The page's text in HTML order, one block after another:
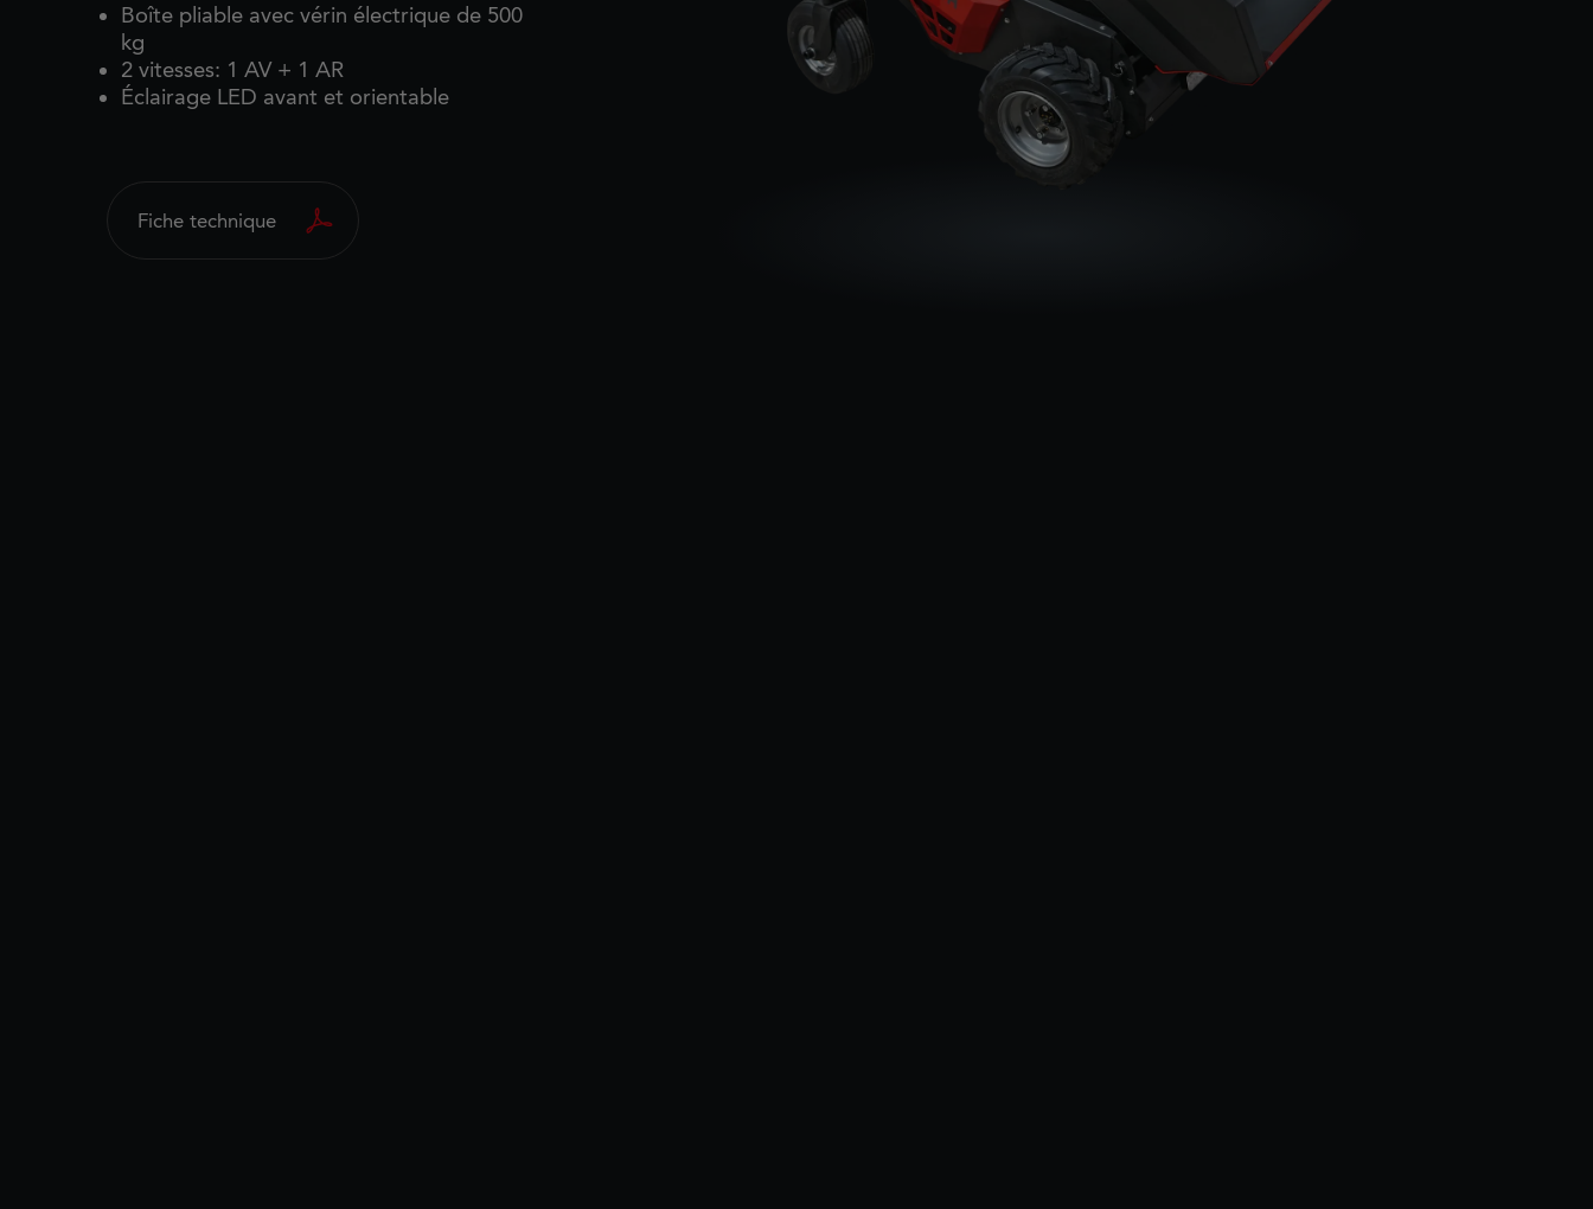
Boîte pliable avec vérin électrique de 500
kg
2 vitesses: 1 AV + 1 AR
Éclairage LED avant et orientable
Fiche technique